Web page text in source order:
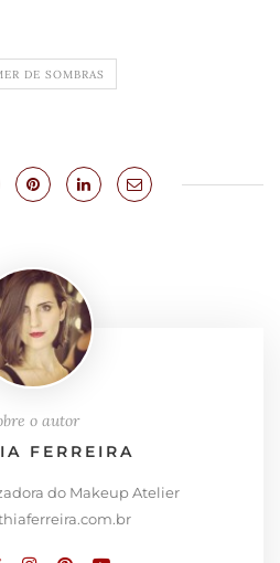
DE SOMBRAS
o autor
FERREIRA
do Makeup Atelier